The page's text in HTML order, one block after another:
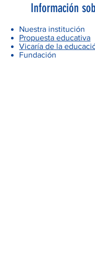
Información
Nuestra institución
Propuesta educativa
Vicaría de la
Fundación